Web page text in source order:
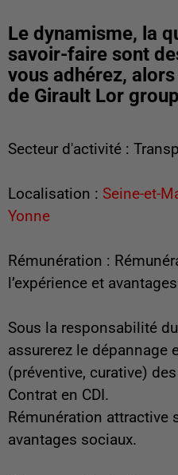
Le dynamisme, la
savoir-faire sont
vous adhérez,
de Girault Lor
Secteur d'activité :
Localisation : Seine-et-
Yonne
Rémunération :
l’expérience et
Sous la responsabilité
assurerez le dépannage
(préventive, curative)
Contrat en CDI.
Rémunération attractive
avantages sociaux.